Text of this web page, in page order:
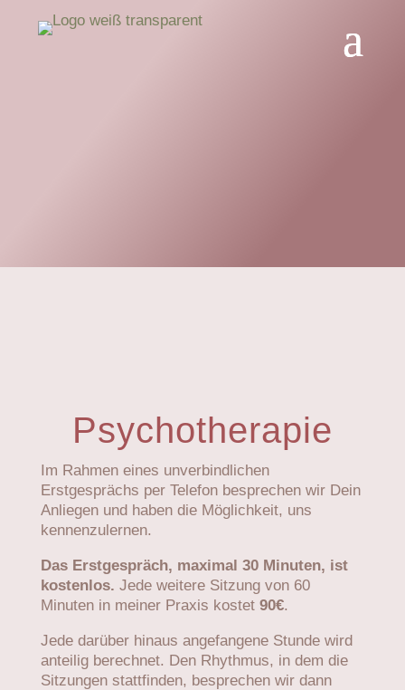
Psychotherapie
Im Rahmen eines unverbindlichen
Erstgesprächs per Telefon besprechen wir Dein
Anliegen und haben die Möglichkeit, uns
kennenzulernen.
Das Erstgespräch, maximal 30 Minuten, ist
kostenlos. Jede weitere Sitzung von 60
Minuten in meiner Praxis kostet 90€.
Jede darüber hinaus angefangene Stunde wird
anteilig berechnet. Den Rhythmus, in dem die
Sitzungen stattfinden, besprechen wir dann